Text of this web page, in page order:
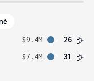
$9.4M
26
$7.4M 31